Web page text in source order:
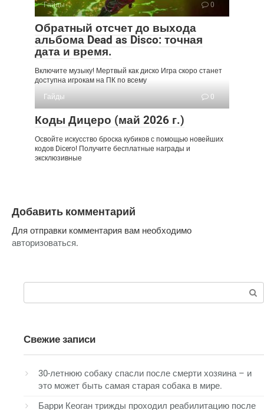
Гайды 0
Обратный отсчет до выхода
альбома Dead as Disco: точная
дата и время.
Включите музыку! Мертвый как диско Игра скоро станет
доступна игрокам на ПК по всему
Гайды
0
Коды Дицеро (май 2026 г.)
Освойте искусство броска кубиков с помощью новейших
кодов Dicero! Получите бесплатные награды и
эксклюзивные
Добавить комментарий
Для отправки комментария вам необходимо
авторизоваться.
Поиск:
Свежие записи
30-летнюю собаку спасли после смерти хозяина – и
это может быть самая старая собака в мире.
Барри Кеоган трижды проходил реабилитацию после